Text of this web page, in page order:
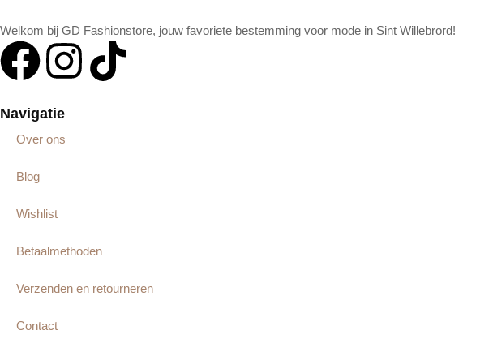
Welkom bij GD Fashionstore, jouw favoriete bestemming voor mode in Sint Willebrord!
Navigatie
Over ons
Blog
Wishlist
Betaalmethoden
Verzenden en retourneren
Contact